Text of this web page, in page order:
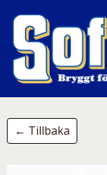
← Tillbaka